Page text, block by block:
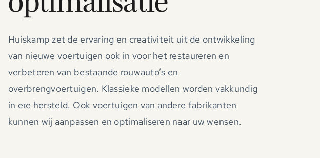
Huiskamp zet de ervaring en creativiteit uit de ontwikkeling
van nieuwe voertuigen ook in voor het restaureren en
verbeteren van bestaande rouwauto’s en
overbrengvoertuigen. Klassieke modellen worden vakkundig
in ere hersteld. Ook voertuigen van andere fabrikanten
kunnen wij aanpassen en optimaliseren naar uw wensen.